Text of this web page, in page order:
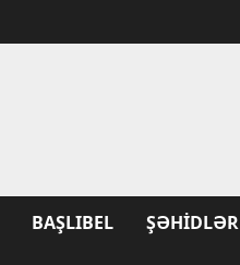
BAŞLIBEL ŞƏHIDLƏR